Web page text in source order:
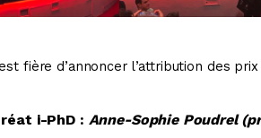
fière d’annoncer l’attribution des prix
i-PhD : Anne-Sophie Poudrel